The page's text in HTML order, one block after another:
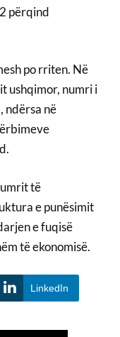
përqind
po rriten. Në
ushqimor, numri i
ndërsa në
të
e punësimit
e fuqisë
të ekonomisë.
LinkedIn